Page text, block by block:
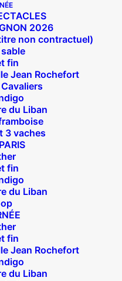
2026
non contractuel)
sable
fin
Jean Rochefort
du Liban
3 vaches
fin
du Liban
fin
Jean Rochefort
du Liban
!